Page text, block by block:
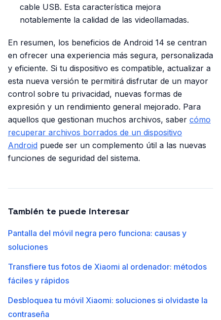
cable USB. Esta característica mejora
notablemente la calidad de las videollamadas.
En resumen, los beneficios de Android 14 se centran
en ofrecer una experiencia más segura, personalizada
y eficiente. Si tu dispositivo es compatible, actualizar a
esta nueva versión te permitirá disfrutar de un mayor
control sobre tu privacidad, nuevas formas de
expresión y un rendimiento general mejorado. Para
aquellos que gestionan muchos archivos, saber cómo
recuperar archivos borrados de un dispositivo
Android puede ser un complemento útil a las nuevas
funciones de seguridad del sistema.
También te puede interesar
Pantalla del móvil negra pero funciona: causas y
soluciones
Transfiere tus fotos de Xiaomi al ordenador: métodos
fáciles y rápidos
Desbloquea tu móvil Xiaomi: soluciones si olvidaste la
contraseña